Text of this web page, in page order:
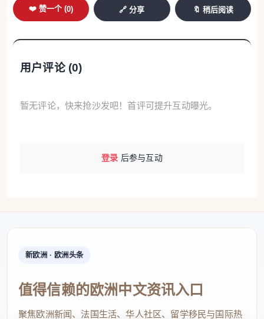
❤️ 赞一个 (0) 🔗 分享 🔖 稍后阅读
用户评论 (0)
暂无评论，快来抢沙发吧！首评可提升互动曝光。
登录 后参与互动
新欧洲 · 欧洲头条
值得信赖的欧洲中文资讯入口
聚焦欧洲新闻、法国生活、华人社区、留学移民与国际热